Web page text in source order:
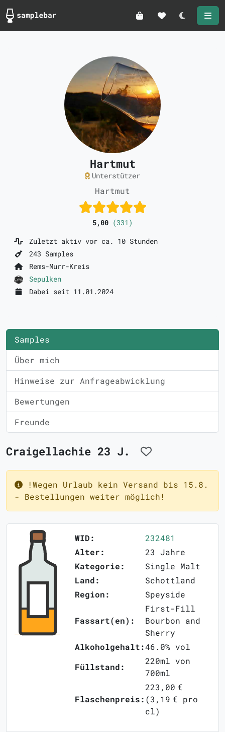
Darkmode
Hartmut
Unterstützer
Hartmut
5,00 (331)
Zuletzt aktiv vor ca. 10 Stunden
243 Samples
Rems-Murr-Kreis
Sepulken
Dabei seit 11.01.2024
Samples
Über mich
Hinweise zur Anfrageabwicklung
Bewertungen
Freunde
Craigellachie 23 J.
!Wegen Urlaub kein Versand bis 15.8.
- Bestellungen weiter möglich!
WID:
232481
Alter:
23 Jahre
Kategorie:
Single Malt
Land:
Schottland
Region:
Speyside
Fassart(en):
First-Fill
Bourbon and
Sherry
Alkoholgehalt:46.0% vol
Füllstand:
220ml von
700ml
Flaschenpreis:
223,00 €
(3,19 € pro
cl)